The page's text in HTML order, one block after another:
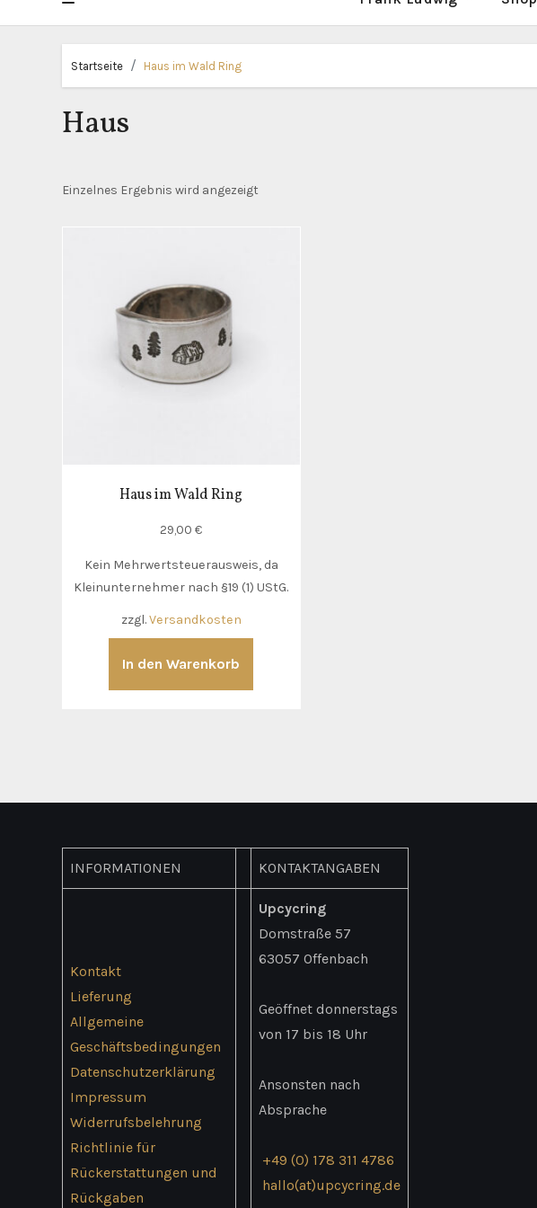
Startseite Haus im Wald Ring
Haus
Einzelnes Ergebnis wird angezeigt
Haus im Wald Ring
29,00€
Kein Mehrwertsteuerausweis, da
Kleinunternehmer nach §19 (1) UStG.
zzgl.Versandkosten
In den Warenkorb
INFORMATIONEN KONTAKTANGABEN
Kontakt
Lieferung
Allgemeine
Geschäftsbedingungen
Datenschutzerklärung
Impressum
Widerrufsbelehrung
Richtlinie für
Rückerstattungen und
Rückgaben
Upcycring
Domstraße 57
63057 Offenbach
Geöffnet donnerstags
von 17 bis 18 Uhr
Ansonsten nach
Absprache
+49 (0) 178 311 4786
hallo(at)upcycring.de